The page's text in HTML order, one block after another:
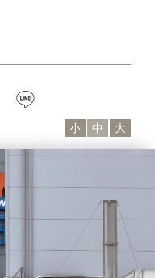
instagram
小 中 大